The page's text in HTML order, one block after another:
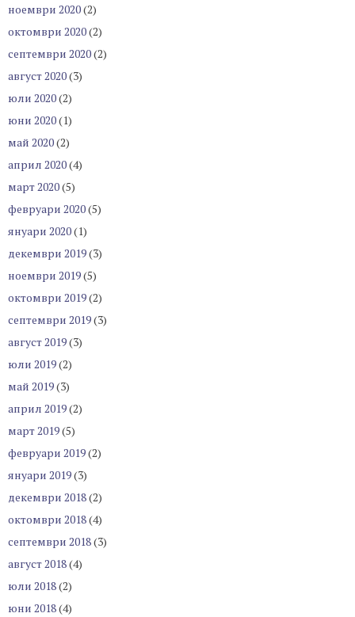
ноември 2020(2)
октомври 2020(2)
септември 2020(2)
август 2020(3)
юли 2020(2)
юни 2020(1)
май 2020(2)
април 2020(4)
март 2020(5)
февруари 2020(5)
януари 2020(1)
декември 2019(3)
ноември 2019(5)
октомври 2019(2)
септември 2019(3)
август 2019(3)
юли 2019(2)
май 2019(3)
април 2019(2)
март 2019(5)
февруари 2019(2)
януари 2019(3)
декември 2018(2)
октомври 2018(4)
септември 2018(3)
август 2018(4)
юли 2018(2)
юни 2018(4)